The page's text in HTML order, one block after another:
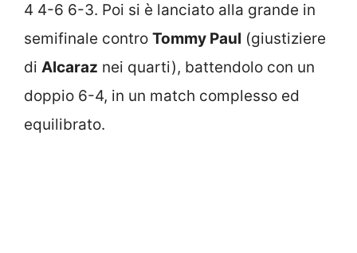
4 4-6 6-3. Poi si è lanciato alla grande in
semifinale contro Tommy Paul (giustiziere
di Alcaraz nei quarti), battendolo con un
doppio 6-4, in un match complesso ed
equilibrato.